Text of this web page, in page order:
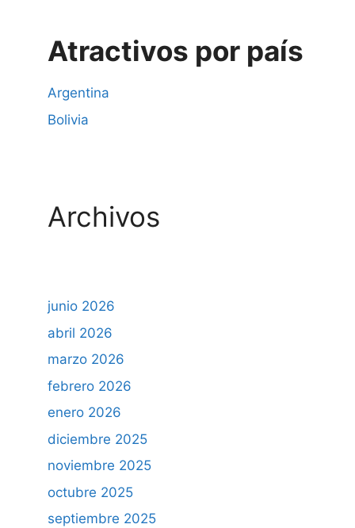
Atractivos por país
Argentina
Bolivia
Archivos
junio 2026
abril 2026
marzo 2026
febrero 2026
enero 2026
diciembre 2025
noviembre 2025
octubre 2025
septiembre 2025